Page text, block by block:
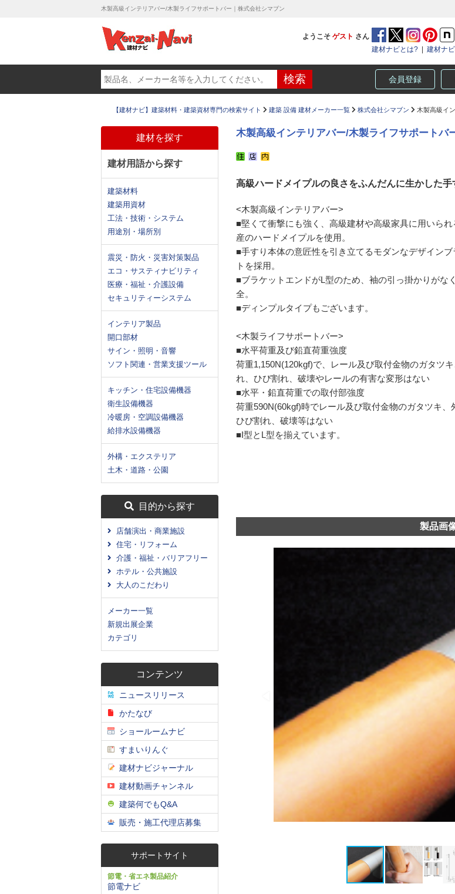
木製高級インテリアバー/木製ライフサポートバー｜株式会社シマブン
ようこそ ゲスト さん
建材ナビとは?
建材ナ
会員登録
【建材ナビ】建築材料・建築資材専門の検索サイト 建築 設備 建材メーカー一覧 株式会社シマブン 木製高級イ
建材を探す
建材用語から探す
建築材料
建築用資材
工法・技術・システム
用途別・場所別
震災・防火・災害対策製品
エコ・サスティナビリティ
医療・福祉・介護設備
セキュリティーシステム
インテリア製品
開口部材
サイン・照明・音響
ソフト関連・営業支援ツール
キッチン・住宅設備機器
衛生設備機器
冷暖房・空調設備機器
給排水設備機器
外構・エクステリア
土木・道路・公園
目的から探す
店舗演出・商業施設
住宅・リフォーム
介護・福祉・バリアフリー
ホテル・公共施設
大人のこだわり
メーカー一覧
新規出展企業
カテゴリ
コンテンツ
ニュースリリース
かたなび
ショールームナビ
すまいりんぐ
建材ナビジャーナル
建材動画チャンネル
建築何でもQ&A
販売・施工代理店募集
サポートサイト
節電・省エネ製品紹介
節電ナビ
木製高級インテリアバー/木製ライフサポートバ
高級ハードメイプルの良さをふんだんに生かした手
<木製高級インテリアバー>
■堅くて衝撃にも強く、高級建材や高級家具に用いられ
産のハードメイプルを使用。
■手すり本体の意匠性を引き立てるモダンなデザインブ
トを採用。
■ブラケットエンドがL型のため、袖の引っ掛かりがな
全。
■ディンプルタイプもございます。
<木製ライフサポートバー>
■水平荷重及び鉛直荷重強度
荷重1,150N(120kgf)で、レール及び取付金物のガタツ
れ、ひび割れ、破壊やレールの有害な変形はない
■水平・鉛直荷重での取付部強度
荷重590N(60kgf)時でレール及び取付金物のガタツキ、
ひび割れ、破壊等はない
■I型とL型を揃えています。
製品画